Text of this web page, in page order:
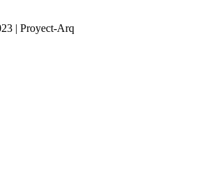
| Proyect-Arq